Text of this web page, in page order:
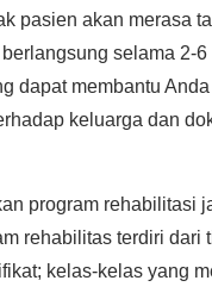
pasien akan merasa
selama 2-
dapat membantu
keluarga dan
program rehabilitasi
rehabilitas terdiri
kelas-kelas yang